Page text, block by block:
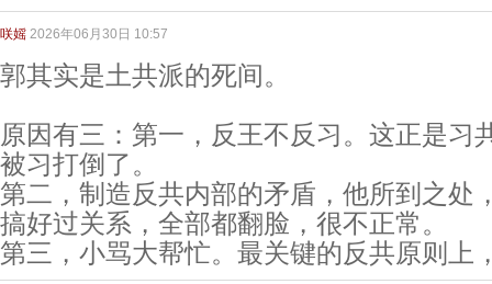
咲媱 2026年06月30日 10:57
郭其实是土共派的死间。
原因有三：第一，反王不反习。这正是习
被习打倒了。
第二，制造反共内部的矛盾，他所到之处
搞好过关系，全部都翻脸，很不正常。
第三，小骂大帮忙。最关键的反共原则上